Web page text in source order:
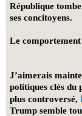
République
ses concitoyens.
Le
J’aimerais
politiques clés du
plus controversé,
Trump semble